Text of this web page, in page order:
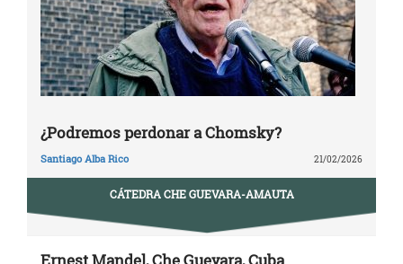
¿Podremos perdonar a Chomsky?
Santiago Alba Rico 21/02/2026
CÁTEDRA CHE GUEVARA-AMAUTA
Ernest Mandel, Che Guevara, Cuba